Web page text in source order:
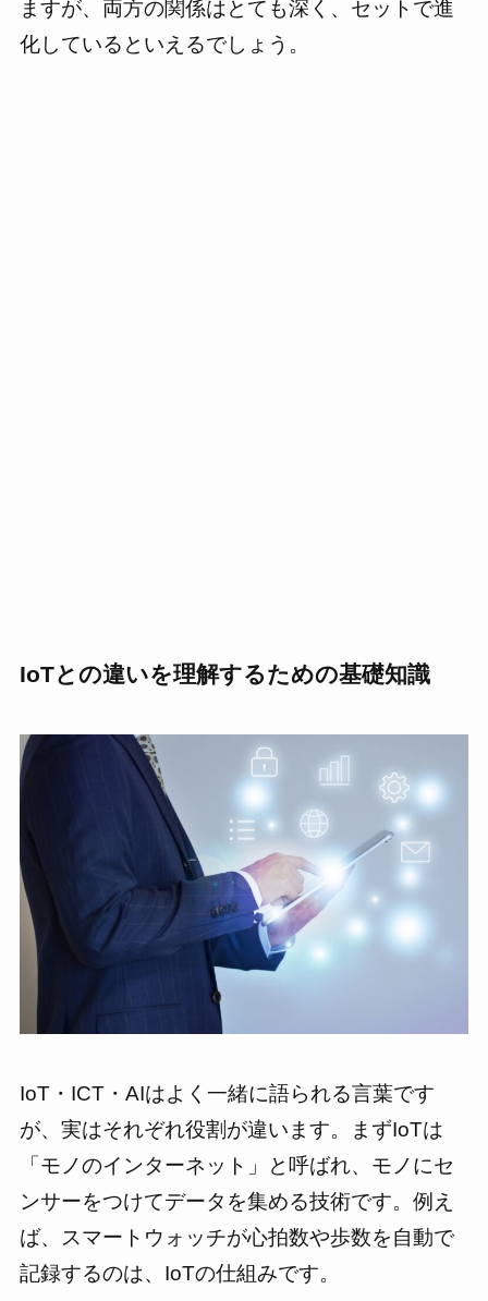
ますが、両方の関係はとても深く、セットで進
化しているといえるでしょう。
IoTとの違いを理解するための基礎知識
IoT・ICT・AIはよく一緒に語られる言葉です
が、実はそれぞれ役割が違います。まずIoTは
「モノのインターネット」と呼ばれ、モノにセ
ンサーをつけてデータを集める技術です。例え
ば、スマートウォッチが心拍数や歩数を自動で
記録するのは、IoTの仕組みです。